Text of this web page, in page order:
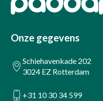
Onze gegevens
Schiehavenkade 202
3024 EZ Rotterdam
+31 10 30 34 599